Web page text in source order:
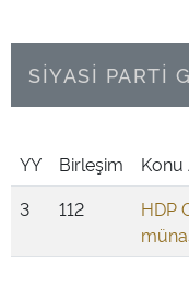
SİYASİ PARTİ
YY Birleşim Konu
3
112
HDP